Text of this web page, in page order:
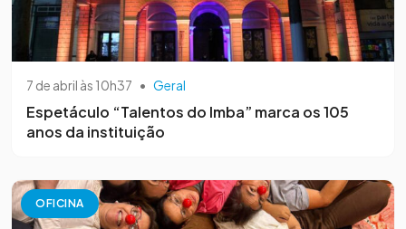
7 de abril às 10h37 • Geral
Espetáculo “Talentos do Imba” marca os 105
anos da instituição
OFICINA